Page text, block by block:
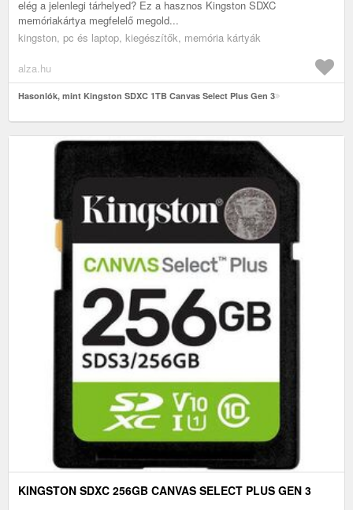
elég a jelenlegi tárhelyed? Ez a hasznos Kingston SDXC
memóriakártya megfelelő megold...
kingston, pc és laptop, kiegészítők, memória kártyák
alza.hu
Hasonlók, mint Kingston SDXC 1TB Canvas Select Plus Gen 3
KINGSTON SDXC 256GB CANVAS SELECT PLUS GEN 3